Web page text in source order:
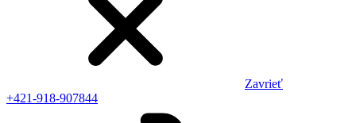
Zavrieť
+421-918-907844